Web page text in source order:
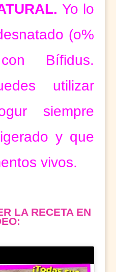
Yo lo
(o%
Bífidus.
utilizar
siempre
y que
vivos.
LA RECETA EN